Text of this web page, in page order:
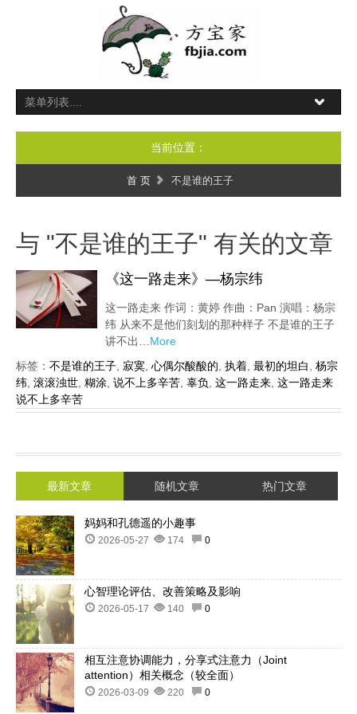
当前位置：
首 页 不是谁的王子
与 "不是谁的王子" 有关的文章
《这一路走来》—杨宗纬
这一路走来 作词：黄婷 作曲：Pan 演唱：杨宗
纬 从来不是他们刻划的那种样子 不是谁的王子
讲不出… More
标签： 不是谁的王子 寂寞 心偶尔酸酸的 执着 最初的坦白
杨宗
纬 滚滚浊世 糊涂 说不上多辛苦 辜负 这一路走来 这一路走来
说不上多辛苦
最新文章 随机文章 热门文章
妈妈和孔德遥的小趣事
2026-05-27 174 0
心智理论评估、改善策略及影响
2026-05-17 140 0
相互注意协调能力，分享式注意力（Joint
attention）相关概念（较全面）
2026-03-09 220 0